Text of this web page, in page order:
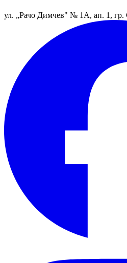
ул. „Рачо Димчев" № 1А, ап. 1, гр.